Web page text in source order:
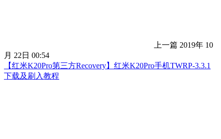
上一篇 2019年 10
月 22日 00:54
【红米K20Pro第三方Recovery】红米K20Pro手机TWRP-3.3.1
下载及刷入教程